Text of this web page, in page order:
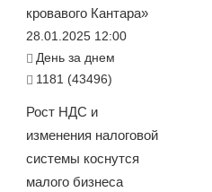
кровавого Кантара»
28.01.2025 12:00
День за днем
1181 (43496)
Рост НДС и
изменения налоговой
системы коснутся
малого бизнеса